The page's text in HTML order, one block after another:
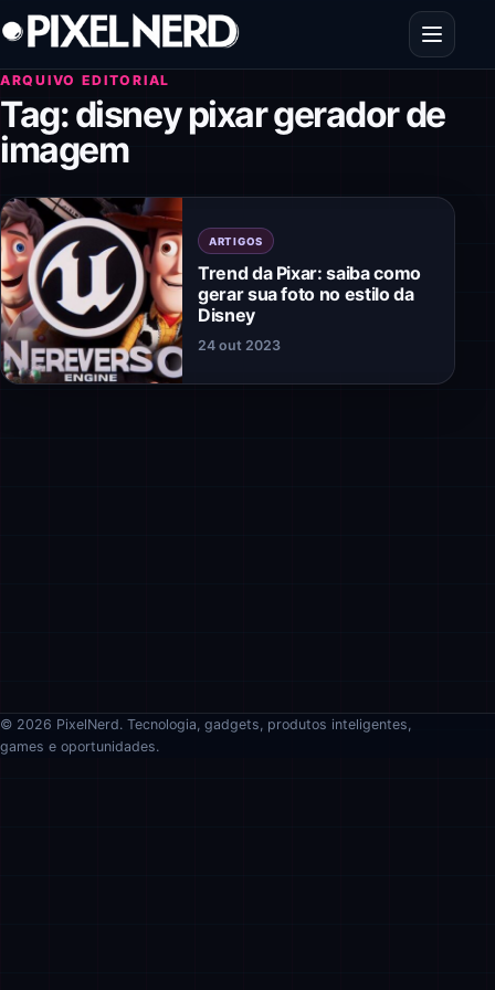
Pular para o conteúdo
Abrir
ARQUIVO EDITORIAL
Tag:disney pixar gerador de
imagem
ARTIGOS
Trend da Pixar: saiba como
gerar sua foto no estilo da
Disney
24 out 2023
© 2026 PixelNerd. Tecnologia, gadgets, produtos inteligentes,
games e oportunidades.